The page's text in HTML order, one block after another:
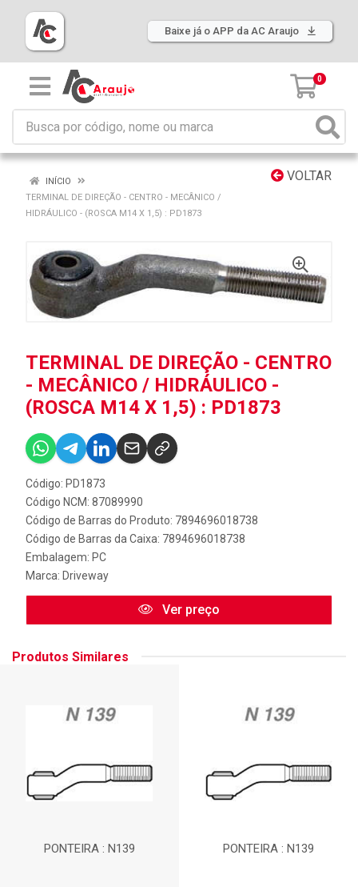
Baixe já o APP da AC Araujo
0
VOLTAR
INÍCIO
TERMINAL DE DIREÇÃO - CENTRO - MECÂNICO /
HIDRÁULICO - (ROSCA M14 X 1,5) : PD1873
TERMINAL DE DIREÇÃO - CENTRO
- MECÂNICO / HIDRÁULICO -
(ROSCA M14 X 1,5) : PD1873
Código: PD1873
Código NCM: 87089990
Código de Barras do Produto: 7894696018738
Código de Barras da Caixa: 7894696018738
Embalagem: PC
Marca: Driveway
Ver preço
Produtos Similares
PONTEIRA : N139 PONTEIRA : N139